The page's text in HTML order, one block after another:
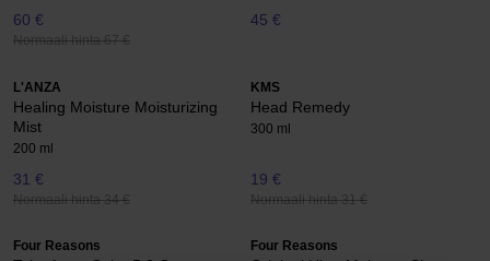
60 €
Normaali hinta 67 €
45 €
L'ANZA
Healing Moisture Moisturizing
Mist
200 ml
31 €
Normaali hinta 34 €
KMS
Head Remedy
300 ml
19 €
Normaali hinta 31 €
Four Reasons Four Reasons